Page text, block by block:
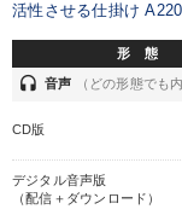
活性させる仕掛け
形 態
headset 音声 （どの形態でも
CD版
デジタル音声版
（配信＋ダウンロード）